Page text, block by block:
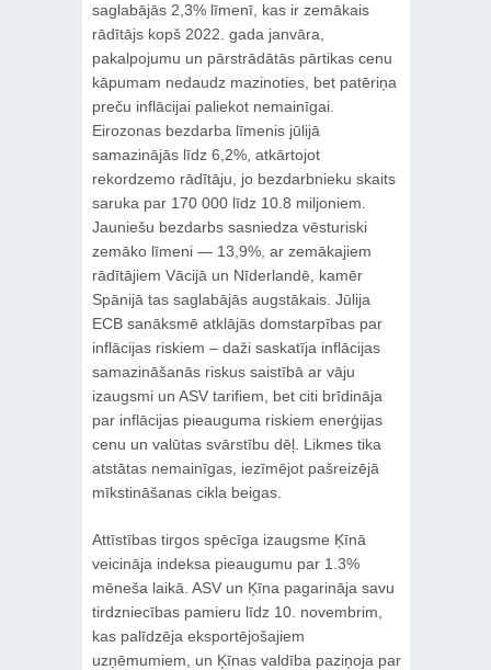
saglabājās 2,3% līmenī, kas ir zemākais
rādītājs kopš 2022. gada janvāra,
pakalpojumu un pārstrādātās pārtikas cenu
kāpumam nedaudz mazinoties, bet patēriņa
preču inflācijai paliekot nemainīgai.
Eirozonas bezdarba līmenis jūlijā
samazinājās līdz 6,2%, atkārtojot
rekordzemo rādītāju, jo bezdarbnieku skaits
saruka par 170 000 līdz 10.8 miljoniem.
Jauniešu bezdarbs sasniedza vēsturiski
zemāko līmeni — 13,9%, ar zemākajiem
rādītājiem Vācijā un Nīderlandē, kamēr
Spānijā tas saglabājās augstākais. Jūlija
ECB sanāksmē atklājās domstarpības par
inflācijas riskiem – daži saskatīja inflācijas
samazināšanās riskus saistībā ar vāju
izaugsmi un ASV tarifiem, bet citi brīdināja
par inflācijas pieauguma riskiem enerģijas
cenu un valūtas svārstību dēļ. Likmes tika
atstātas nemainīgas, iezīmējot pašreizējā
mīkstināšanas cikla beigas.
Attīstības tirgos spēcīga izaugsme Ķīnā
veicināja indeksa pieaugumu par 1.3%
mēneša laikā. ASV un Ķīna pagarināja savu
tirdzniecības pamieru līdz 10. novembrim,
kas palīdzēja eksportējošajiem
uzņēmumiem, un Ķīnas valdība paziņoja par